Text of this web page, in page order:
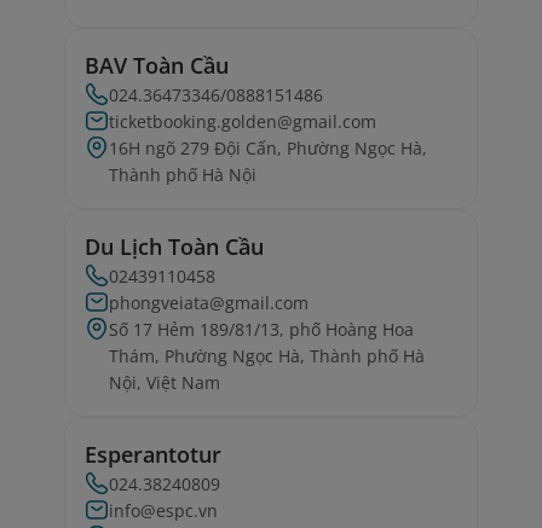
BAV Toàn Cầu
024.36473346/0888151486
ticketbooking.golden@gmail.com
16H ngõ 279 Đội Cấn, Phường Ngọc Hà,
Thành phố Hà Nội
Du Lịch Toàn Cầu
02439110458
phongveiata@gmail.com
Số 17 Hẻm 189/81/13, phố Hoàng Hoa
Thám, Phường Ngọc Hà, Thành phố Hà
Nội, Việt Nam
Esperantotur
024.38240809
info@espc.vn